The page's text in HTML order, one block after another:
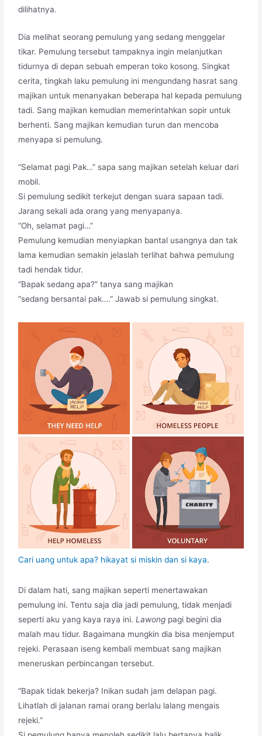
dilihatnya.
Dia melihat seorang pemulung yang sedang menggelar
tikar. Pemulung tersebut tampaknya ingin melanjutkan
tidurnya di depan sebuah emperan toko kosong. Singkat
cerita, tingkah laku pemulung ini mengundang hasrat sang
majikan untuk menanyakan beberapa hal kepada pemulung
tadi. Sang majikan kemudian memerintahkan sopir untuk
berhenti. Sang majikan kemudian turun dan mencoba
menyapa si pemulung.
“Selamat pagi Pak…” sapa sang majikan setelah keluar dari
mobil.
Si pemulung sedikit terkejut dengan suara sapaan tadi.
Jarang sekali ada orang yang menyapanya.
“Oh, selamat pagi…”
Pemulung kemudian menyiapkan bantal usangnya dan tak
lama kemudian semakin jelaslah terlihat bahwa pemulung
tadi hendak tidur.
“Bapak sedang apa?” tanya sang majikan
“sedang bersantai pak….” Jawab si pemulung singkat.
Cari uang untuk apa? hikayat si miskin dan si kaya.
Di dalam hati, sang majikan seperti menertawakan
pemulung ini. Tentu saja dia jadi pemulung, tidak menjadi
seperti aku yang kaya raya ini.Lawong pagi begini dia
malah mau tidur. Bagaimana mungkin dia bisa menjemput
rejeki. Perasaan iseng kembali membuat sang majikan
meneruskan perbincangan tersebut.
“Bapak tidak bekerja? Inikan sudah jam delapan pagi.
Lihatlah di jalanan ramai orang berlalu lalang mengais
rejeki.”